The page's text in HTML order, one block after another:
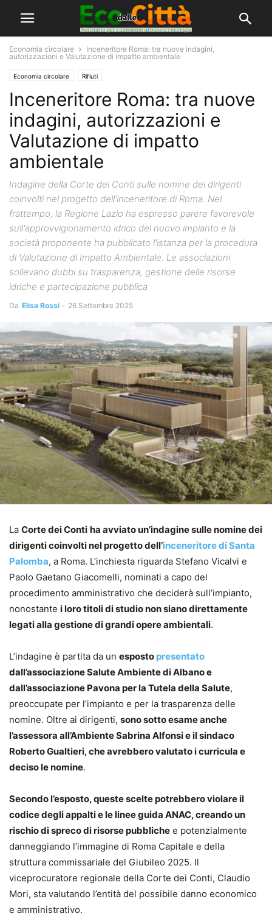
Economia circolare
Inceneritore Roma: tra nuove indagini,
autorizzazioni e Valutazione di impatto ambientale
Economia circolare Rifiuti
Inceneritore Roma: tra nuove
indagini, autorizzazioni e
Valutazione di impatto
ambientale
Indagine della Corte dei Conti sulle nomine dei dirigenti
coinvolti nel progetto dell’inceneritore di Roma. Nel
frattempo, la Regione Lazio ha espresso parere favorevole
sull'approvvigionamento idrico del nuovo impianto e la
società proponente ha pubblicato l'istanza per la procedura
di Valutazione di Impatto Ambientale. Le associazioni
sollevano dubbi su trasparenza, gestione delle risorse
idriche e partecipazione pubblica
Da Elisa Rossi - 26 Settembre 2025
La Corte dei Conti ha avviato un’indagine sulle nomine dei
dirigenti coinvolti nel progetto dell’inceneritore di Santa
Palomba, a Roma. L’inchiesta riguarda Stefano Vicalvi e
Paolo Gaetano Giacomelli, nominati a capo del
procedimento amministrativo che deciderà sull’impianto,
nonostante i loro titoli di studio non siano direttamente
legati alla gestione di grandi opere ambientali.
L’indagine è partita da un esposto presentato
dall’associazione Salute Ambiente di Albano e
dall’associazione Pavona per la Tutela della Salute,
preoccupate per l’impianto e per la trasparenza delle
nomine. Oltre ai dirigenti, sono sotto esame anche
l’assessora all’Ambiente Sabrina Alfonsi e il sindaco
Roberto Gualtieri, che avrebbero valutato i curricula e
deciso le nomine.
Secondo l’esposto, queste scelte potrebbero violare il
codice degli appalti e le linee guida ANAC, creando un
rischio di spreco di risorse pubbliche e potenzialmente
danneggiando l’immagine di Roma Capitale e della
struttura commissariale del Giubileo 2025. Il
viceprocuratore regionale della Corte dei Conti, Claudio
Mori, sta valutando l’entità del possibile danno economico
e amministrativo.